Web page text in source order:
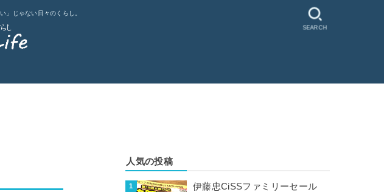
」じゃない日々のくらし。
SEARCH
人気の投稿
伊藤忠CiSSファミリーセール